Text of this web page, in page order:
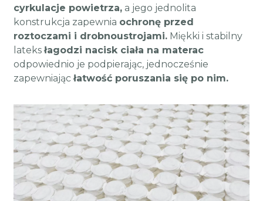
cyrkulacje powietrza, a jego jednolita
konstrukcja zapewnia ochronę przed
roztoczami i drobnoustrojami. Miękki i stabilny
lateksłagodzi nacisk ciała na materac
odpowiednio je podpierając, jednocześnie
zapewniającłatwość poruszania się po nim.